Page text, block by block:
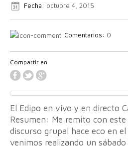
Fecha: octubre 4, 2015
Comentarios: 0
Compartir en
El Edipo en vivo y en directo
Resumen: Me remito con
discurso grupal hace eco en
venimos realizando un